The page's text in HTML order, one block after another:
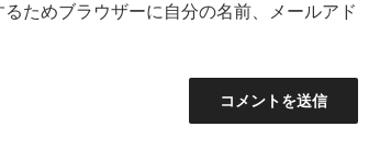
ためブラウザーに自分の名前、メールアド